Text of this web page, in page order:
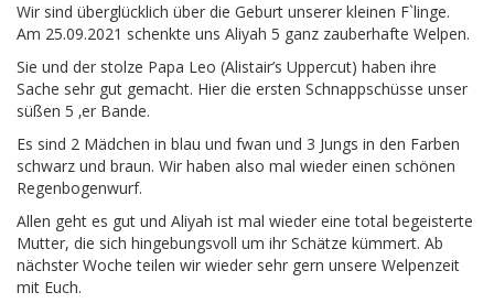
Wir sind überglücklich über die Geburt unserer kleinen F`linge.
Am 25.09.2021 schenkte uns Aliyah 5 ganz zauberhafte Welpen.
Sie und der stolze Papa Leo (Alistair’s Uppercut) haben ihre
Sache sehr gut gemacht. Hier die ersten Schnappschüsse unser
süßen 5 ‚er Bande.
Es sind 2 Mädchen in blau und fwan und 3 Jungs in den Farben
schwarz und braun. Wir haben also mal wieder einen schönen
Regenbogenwurf.
Allen geht es gut und Aliyah ist mal wieder eine total begeisterte
Mutter, die sich hingebungsvoll um ihr Schätze kümmert. Ab
nächster Woche teilen wir wieder sehr gern unsere Welpenzeit
mit Euch.